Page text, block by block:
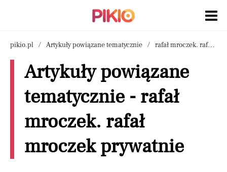
pikio.pl Artykuły powiązane tematycznie rafał mroczek. rafał mroczek prywatnie
Artykuły powiązane
tematycznie - rafał
mroczek. rafał
mroczek prywatnie